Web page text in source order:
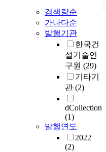
검색량순
가나다순
발행기관
한국건
설기술연
구원 (29)
기타기
관 (2)
dCollection
(1)
발행연도
2022
(2)